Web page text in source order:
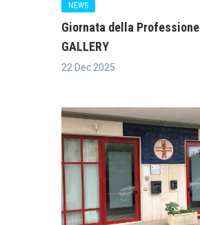
NEWS
Giornata della Professione
GALLERY
22 Dec 2025